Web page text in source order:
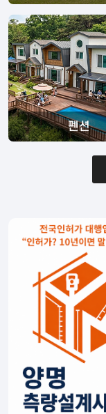
펜션